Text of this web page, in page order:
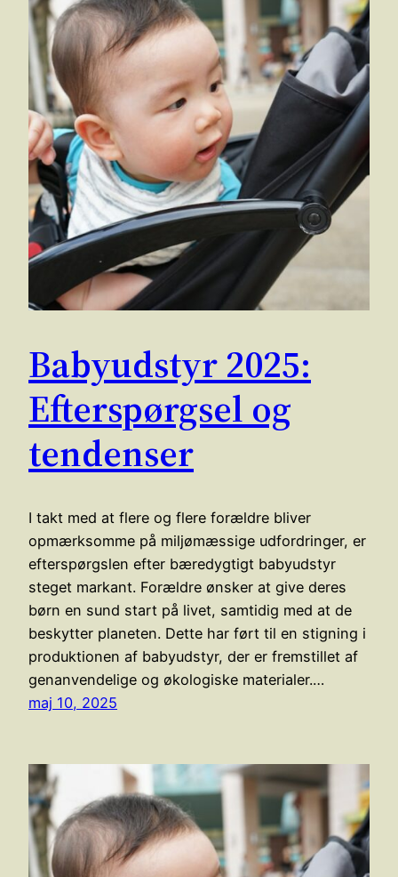
Babyudstyr 2025:
Efterspørgsel og
tendenser
I takt med at flere og flere forældre bliver
opmærksomme på miljømæssige udfordringer, er
efterspørgslen efter bæredygtigt babyudstyr
steget markant. Forældre ønsker at give deres
børn en sund start på livet, samtidig med at de
beskytter planeten. Dette har ført til en stigning i
produktionen af babyudstyr, der er fremstillet af
genanvendelige og økologiske materialer.…
maj 10, 2025